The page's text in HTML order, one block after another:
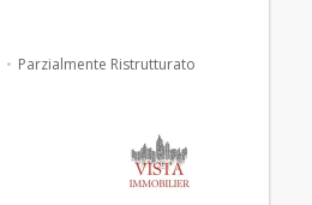
Parzialmente Ristrutturato